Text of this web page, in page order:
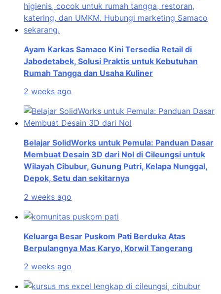
Ayam Karkas Samaco Kini Tersedia Retail di
Jabodetabek, Solusi Praktis untuk Kebutuhan
Rumah Tangga dan Usaha Kuliner
2 weeks ago
Belajar SolidWorks untuk Pemula: Panduan Dasar
Membuat Desain 3D dari Nol di Cileungsi untuk
Wilayah Cibubur, Gunung Putri, Kelapa Nunggal,
Depok, Setu dan sekitarnya
2 weeks ago
Keluarga Besar Puskom Pati Berduka Atas
Berpulangnya Mas Karyo, Korwil Tangerang
2 weeks ago